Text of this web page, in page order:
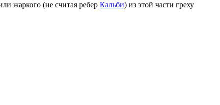
жаркого (не считая ребер Кальби) из этой части греху